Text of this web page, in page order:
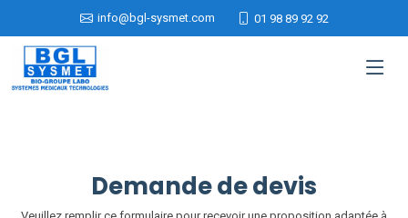
info@bgl-sysmet.com 01 98 89 92 92
Demande de devis